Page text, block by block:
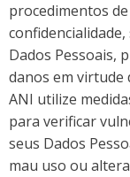
procedimentos
Dados Pessoais,
danos em virtude
ANI utilize
para verificar
seus Dados
mau uso ou